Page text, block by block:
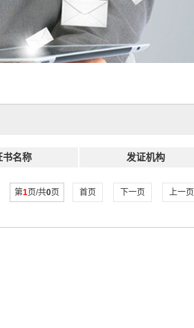
书名称 发证机构
第1页/共0页 首页 下一页 上一页